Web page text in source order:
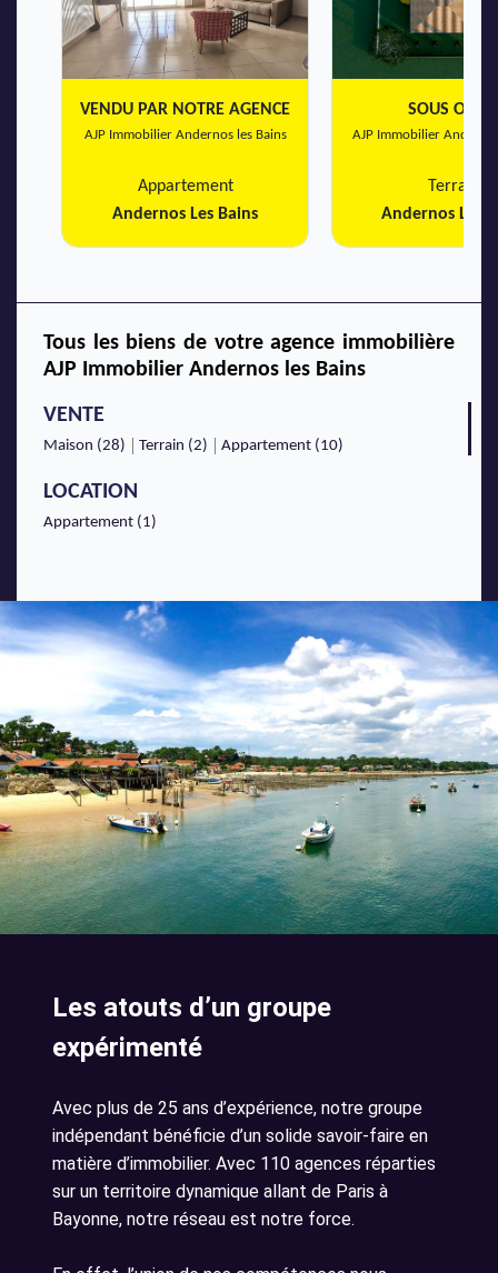
VENDU PAR NOTRE AGENCE
AJP Immobilier Andernos les Bains
Appartement
Andernos Les Bains
SOUS
AJP Immobilier
Terrain
Andernos Les
Tous les biens de votre agence immobilière
AJP Immobilier Andernos les Bains
VENTE
Maison (28) Terrain (2) Appartement (10)
LOCATION
Appartement (1)
Les atouts d’un groupe
expérimenté
Avec plus de 25 ans d’expérience, notre groupe
indépendant bénéficie d’un solide savoir-faire en
matière d’immobilier. Avec 110 agences réparties
sur un territoire dynamique allant de Paris à
Bayonne, notre réseau est notre force.